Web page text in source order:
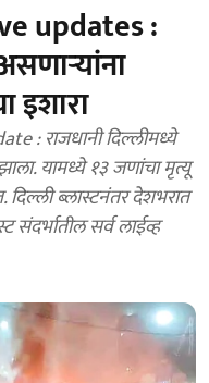
updates :
इशारा
: राजधानी दिल्लीमध्ये
यामध्ये १३ जणांचा मृत्यू
ब्लास्टनंतर देशभरात
संदर्भातील सर्व लाईव्ह